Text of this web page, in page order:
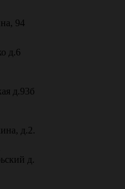
94
д.6
д.93б
д.2.
д.